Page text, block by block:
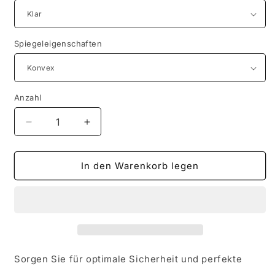
Spiegeleigenschaften
Anzahl
Verringere
die
Menge
AGCP
2006
Erhöhe
die
Menge
für
AGCP
2006
In den Warenkorb legen
Sorgen Sie für optimale Sicherheit und perfekte